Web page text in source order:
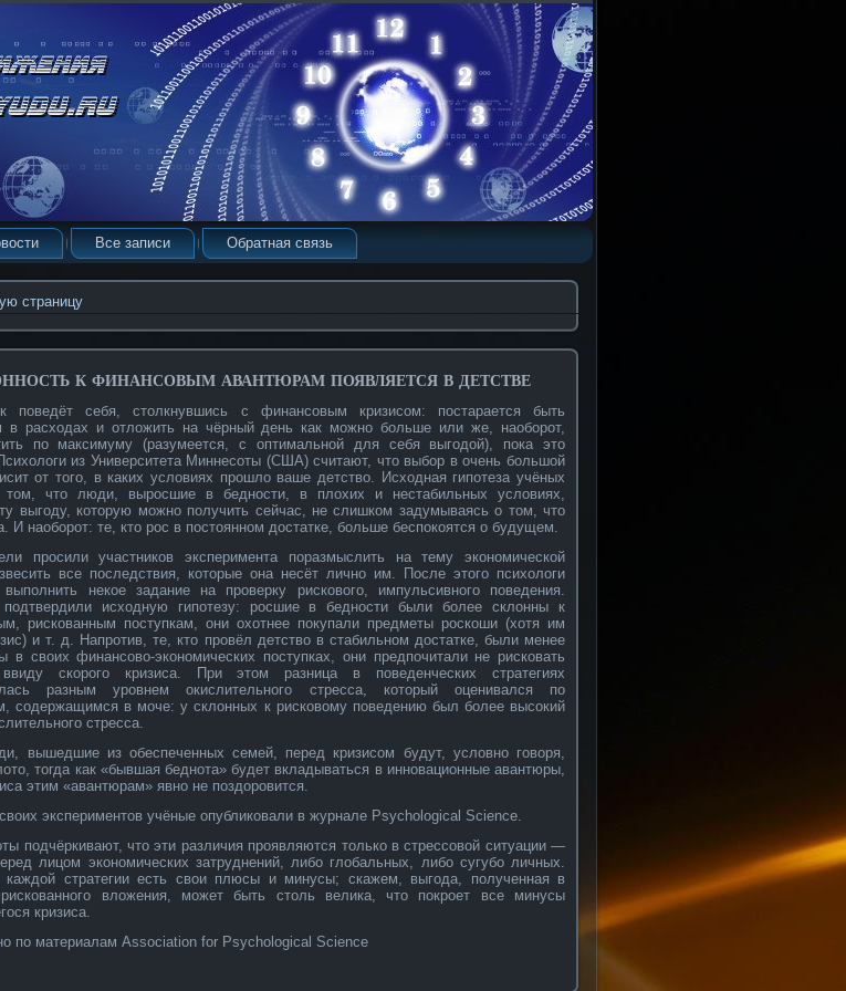
Все записи Обратная связь
страницу
к финансовым авантюрам появляется в детстве
поведёт себя, столкнувшись с финансовым кризисом: постарается быть
в расходах и отложить на чёрный день как можно больше или же, наоборот,
по максимуму (разумеется, с оптимальной для себя выгодой), пока это
из Университета Миннесоты (США) считают, что выбор в очень большой
от того, в каких условиях прошло ваше детство. Исходная гипотеза учёных
том, что люди, выросшие в бедности, в плохих и нестабильных условиях,
ту выгоду, которую можно получить сейчас, не слишком задумываясь о том, что
И наоборот: те, кто рос в постоянном достатке, больше беспокоятся о будущем.
просили участников эксперимента поразмыслить на тему экономической
все последствия, которые она несёт лично им. После этого психологи
выполнить некое задание на проверку рискового, импульсивного поведения.
подтвердили исходную гипотезу: росшие в бедности были более склонны к
рискованным поступкам, они охотнее покупали предметы роскоши (хотя им
и т. д. Напротив, те, кто провёл детство в стабильном достатке, были менее
в своих финансово-экономических поступках, они предпочитали не рисковать
ввиду скорого кризиса. При этом разница в поведенческих стратегиях
разным уровнем окислительного стресса, который оценивался по
содержащимся в моче: у склонных к рисковому поведению был более высокий
стресса.
вышедшие из обеспеченных семей, перед кризисом будут, условно говоря,
тогда как «бывшая беднота» будет вкладываться в инновационные авантюры,
этим «авантюрам» явно не поздоровится.
экспериментов учёные опубликовали в журнале Psychological Science.
подчёркивают, что эти различия проявляются только в стрессовой ситуации —
лицом экономических затруднений, либо глобальных, либо сугубо личных.
стратегии есть свои плюсы и минусы; скажем, выгода, полученная в
рискованного вложения, может быть столь велика, что покроет все минусы
кризиса.
по материалам Association for Psychological Science